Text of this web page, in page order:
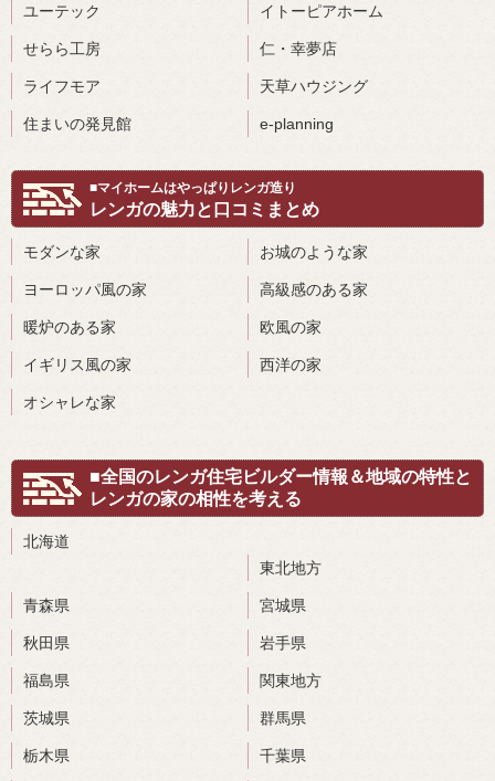
ユーテック イトーピアホーム
せらら工房 仁・幸夢店
ライフモア 天草ハウジング
住まいの発見館 e-planning
■マイホームはやっぱりレンガ造り
レンガの魅力と口コミまとめ
モダンな家 お城のような家
ヨーロッパ風の家 高級感のある家
暖炉のある家 欧風の家
イギリス風の家 西洋の家
オシャレな家
■全国のレンガ住宅ビルダー情報＆地域の特性と
レンガの家の相性を考える
北海道
東北地方
青森県 宮城県
秋田県 岩手県
福島県 関東地方
茨城県 群馬県
栃木県 千葉県